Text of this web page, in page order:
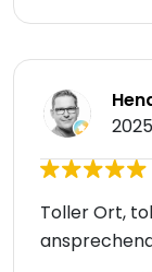
Toller Ort,